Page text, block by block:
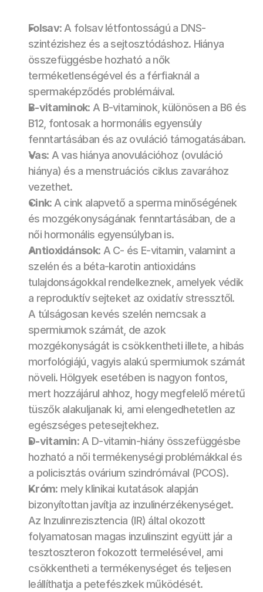
Folsav: A folsav létfontosságú a DNS-
szintézishez és a sejtosztódáshoz. Hiánya
összefüggésbe hozható a nők
terméketlenségével és a férfiaknál a
spermaképződés problémáival.
B-vitaminok: A B-vitaminok, különösen a B6 és
B12, fontosak a hormonális egyensúly
fenntartásában és az ovuláció támogatásában.
Vas: A vas hiánya anovulációhoz (ovuláció
hiánya) és a menstruációs ciklus zavarához
vezethet.
Cink: A cink alapvető a sperma minőségének
és mozgékonyságának fenntartásában, de a
női hormonális egyensúlyban is.
Antioxidánsok: A C- és E-vitamin, valamint a
szelén és a béta-karotin antioxidáns
tulajdonságokkal rendelkeznek, amelyek védik
a reproduktív sejteket az oxidatív stressztől.
A túlságosan kevés szelén nemcsak a
spermiumok számát, de azok
mozgékonyságát is csökkentheti illete, a hibás
morfológiájú, vagyis alakú spermiumok számát
növeli. Hölgyek esetében is nagyon fontos,
mert hozzájárul ahhoz, hogy megfelelő méretű
tüszők alakuljanak ki, ami elengedhetetlen az
egészséges petesejtekhez.
D-vitamin: A D-vitamin-hiány összefüggésbe
hozható a női termékenységi problémákkal és
a policisztás ovárium szindrómával (PCOS).
Króm: mely klinikai kutatások alapján
bizonyítottan javítja az inzulinérzékenységet.
Az Inzulinrezisztencia (IR) által okozott
folyamatosan magas inzulinszint együtt jár a
tesztoszteron fokozott termelésével, ami
csökkentheti a termékenységet és teljesen
leállíthatja a petefészkek működését.